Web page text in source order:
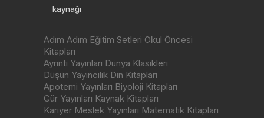
kaynağı
Adım Adım Eğitim Setleri Okul Öncesi
Kitapları
Ayrıntı Yayınları Dünya Klasikleri
Düşün Yayıncılık Din Kitapları
Apotemi Yayınları Biyoloji Kitapları
Gür Yayınları Kaynak Kitapları
Kariyer Meslek Yayınları Matematik Kitapları